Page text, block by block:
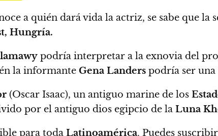
a quién dará vida la actriz, se sabe que la
Hungría.
podría interpretar a la exnovia del
la informante Gena Landers podría ser
(Oscar Isaac), un antiguo marine de los
por el antiguo dios egipcio de la Luna
para toda Latinoamérica. Puedes